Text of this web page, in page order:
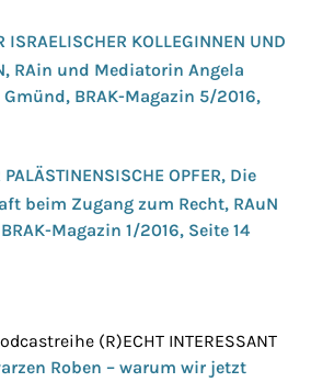
ISRAELISCHER KOLLEGINNEN UND
RAin und Mediatorin Angela
BRAK-Magazin 5/2016,
OPFER, Die
beim Zugang zum Recht, RAuN
Magazin 1/2016, Seite 14
(R)ECHT INTERESSANT
Roben – warum wir jetzt